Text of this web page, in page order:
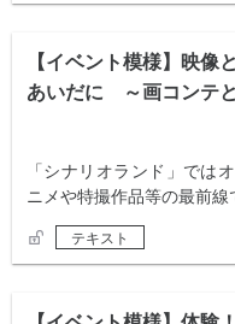
【イベント模様】映像
あいだに ～画コンテ
「シナリオランド」では
ニメや特撮作品等の最前線
テキスト